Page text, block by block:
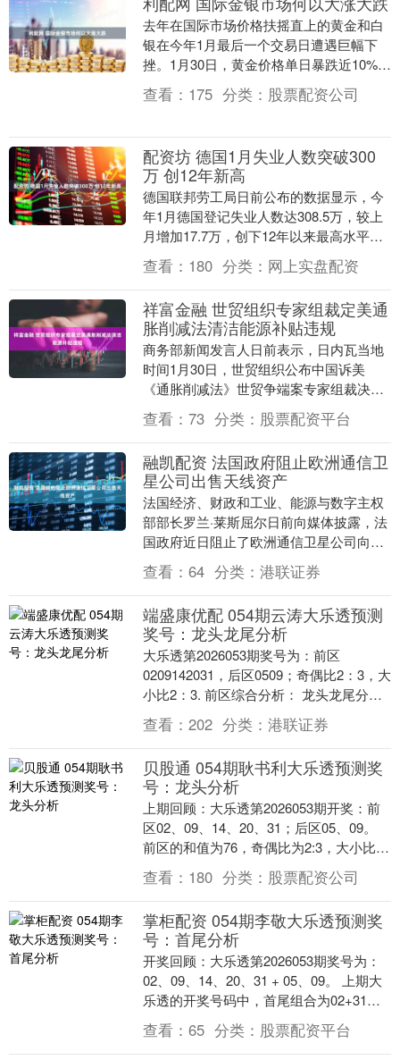
去年在国际市场价格扶摇直上的黄金和白
银在今年1月最后一个交易日遭遇巨幅下
挫。1月30日，黄金价格单日暴跌近10%，
银价更是重挫近30%，创下最大单日跌幅
纪录，1....
查看： 175 分类： 股票配资公司
配资坊 德国1月失业人数突破300
万 创12年新高
德国联邦劳工局日前公布的数据显示，今
年1月德国登记失业人数达308.5万，较上
月增加17.7万，创下12年以来最高水平。
当月，德国失业率升至6.6%。 德国总理....
查看： 180 分类： 网上实盘配资
祥富金融 世贸组织专家组裁定美通
胀削减法清洁能源补贴违规
商务部新闻发言人日前表示，日内瓦当地
时间1月30日，世贸组织公布中国诉美
《通胀削减法》世贸争端案专家组裁决。
本案专家组裁定，美涉案清洁能源补贴措
施违反世贸组织规....
查看： 73 分类： 股票配资平台
融凯配资 法国政府阻止欧洲通信卫
星公司出售天线资产
法国经济、财政和工业、能源与数字主权
部部长罗兰·莱斯屈尔日前向媒体披露，法
国政府近日阻止了欧洲通信卫星公司向瑞
典买家出售地面天线资产的交易。他说，
这一决定是出于....
查看： 64 分类： 港联证券
端盛康优配 054期云涛大乐透预测
奖号：龙头龙尾分析
大乐透第2026053期奖号为：前区
0209142031，后区0509；奇偶比2：3，大
小比2：3. 前区综合分析： 龙头龙尾分
析： 上期前区龙头号码开出02，....
查看： 202 分类： 港联证券
贝股通 054期耿书利大乐透预测奖
号：龙头分析
上期回顾：大乐透第2026053期开奖：前
区02、09、14、20、31；后区05、09。
前区的和值为76，奇偶比为2:3，大小比为
2:3，后区开出“小大”、....
查看： 180 分类： 股票配资公司
掌柜配资 054期李敬大乐透预测奖
号：首尾分析
开奖回顾：大乐透第2026053期奖号为：
02、09、14、20、31 + 05、09。 上期大
乐透的开奖号码中，首尾组合为02+31，
跨度为29，质合比为2:....
查看： 65 分类： 股票配资平台